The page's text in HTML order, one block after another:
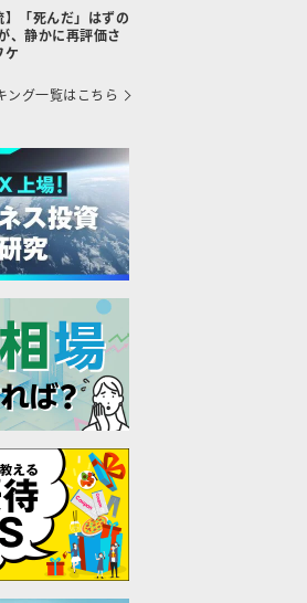
】「死んだ」はずの
、静かに再評価さ
ケ
ング一覧はこちら